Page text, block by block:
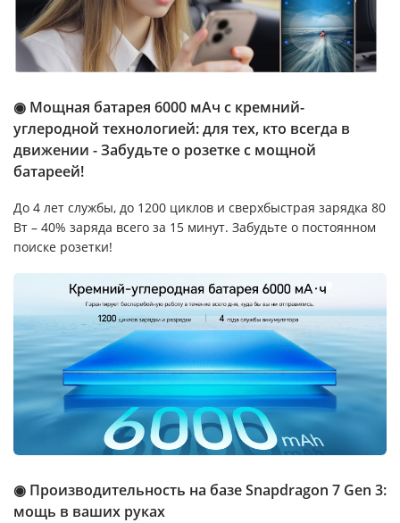
◉ Мощная батарея 6000 мАч с кремний-
углеродной технологией: для тех, кто всегда в
движении - Забудьте о розетке с мощной
батареей!
До 4 лет службы, до 1200 циклов и сверхбыстрая зарядка 80
Вт – 40% заряда всего за 15 минут. Забудьте о постоянном
поиске розетки!
◉ Производительность на базе Snapdragon 7 Gen 3:
мощь в ваших руках